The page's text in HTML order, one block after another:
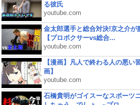
る彼氏
youtube.com
金太郎選手と総合対決!京之介が
【プロボクサーvs総合...
youtube.com
【漫画】凡人で終わる人の悪い
画】
youtube.com
石橋貴明がゴイスーなスポーツ